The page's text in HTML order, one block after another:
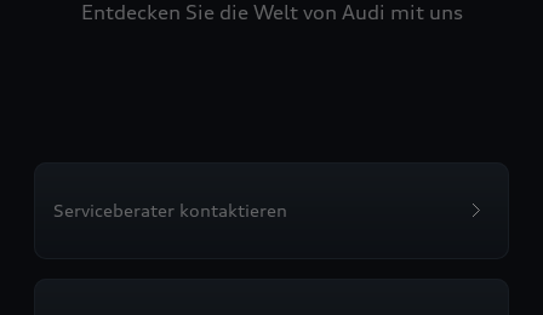
Entdecken Sie die Welt von Audi mit uns
Serviceberater kontaktieren